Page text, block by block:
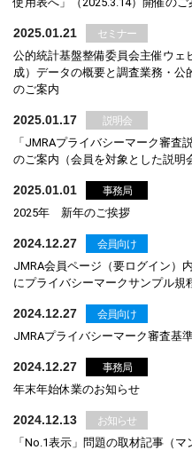
2025.01.21 セミナー
公的統計基盤整備委員会主催ウェ
成）データの概要と調査業務・公
のご案内
2025.01.17 説明会
「JMRAプライバシーマーク審査
のご案内（会員を対象とした説明
2025.01.01 事務局
2025年 新年のご挨拶
2024.12.27 会員向け
JMRA会員ページ（要ログイン）
にプライバシーマークサンプル規
2024.12.27 会員向け
JMRAプライバシーマーク審査基
2024.12.27 事務局
年末年始休業のお知らせ
2024.12.13 お知らせ
「No.1表示」問題の取材記事（